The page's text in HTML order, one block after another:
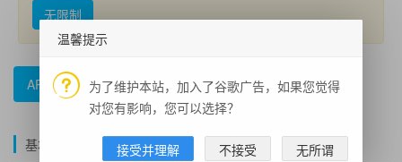
无限制
API文档 错误码参照 示例代码
基本说明：
温馨提示
为了维护本站，加入了谷歌广告，如果您觉得
对您有影响，您可以选择？
接受并理解 不接受 无所谓